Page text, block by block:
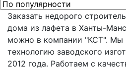
Заказать недорого
дома из лафета в Ханты-
можно в компании "КСТ". Мы
технологию заводского
2012 года. Работаем с